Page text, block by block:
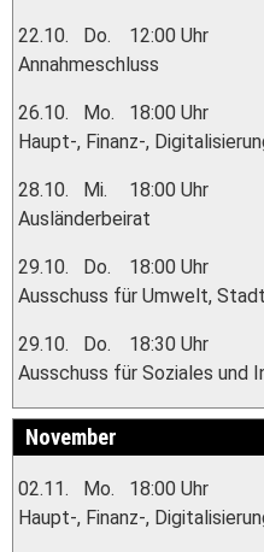
22.10. Do.
12:00 Uhr
Annahmeschluss
26.10. Mo.
18:00 Uhr
Haupt-, Finanz-,
28.10. Mi.
18:00 Uhr
Ausländerbeirat
29.10. Do.
18:00 Uhr
Ausschuss für Umwelt,
29.10. Do.
18:30 Uhr
Ausschuss für Soziales und
November
02.11. Mo.
18:00 Uhr
Haupt-, Finanz-,